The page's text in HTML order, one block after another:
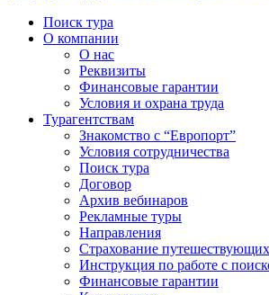
Поиск тура
О компании
О нас
Реквизиты
Финансовые гарантии
Условия и охрана труда
Турагентствам
Знакомство с “Европорт”
Условия сотрудничества
Поиск тура
Договор
Архив вебинаров
Рекламные туры
Направления
Страхование путешествующих
Инструкция по работе с
Финансовые гарантии